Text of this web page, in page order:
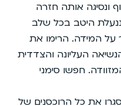
ונסיגה אותה חזרה
היטב בכל שלב
על המידה. הרימו את
העליונה והצדדית
חפשו סימני
את כל הרוכסנים של